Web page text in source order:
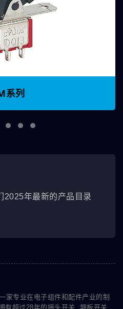
系列
2025年最新的产品目录
家专业在电子组件和配件产业的制
有超过28年的摇头开关, 翘板开关,